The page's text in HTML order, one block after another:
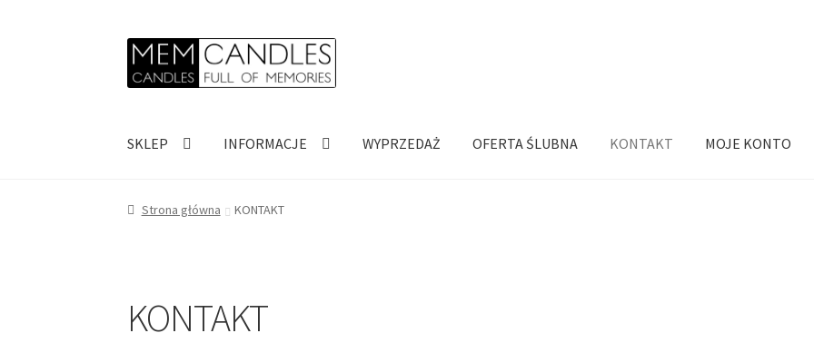
Przejdź
do
nawigacji
Przejdź
do
treści
SKLEP INFORMACJE WYPRZEDAŻ OFERTA ŚLUBNA KONTAKT MOJE KONTO
Strona główna KONTAKT
KONTAKT